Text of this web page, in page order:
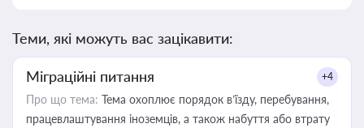
Теми, які можуть вас зацікавити:
Міграційні питання +4
Про що тема: Тема охоплює порядок в’їзду, перебування,
працевлаштування іноземців, а також набуття або втрату